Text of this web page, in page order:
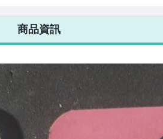
商品資訊